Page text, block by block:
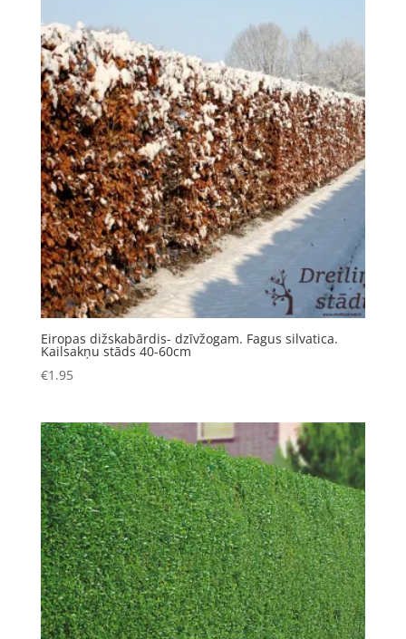
Eiropas dižskabārdis- dzīvžogam. Fagus silvatica.
Kailsakņu stāds 40-60cm
€1.95